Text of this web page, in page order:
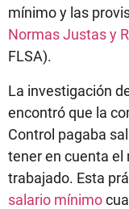
mínimo y las
Normas Justas y
FLSA).
La investigación
encontró que la
Control pagaba
tener en cuenta el
trabajado. Esta
salario mínimo